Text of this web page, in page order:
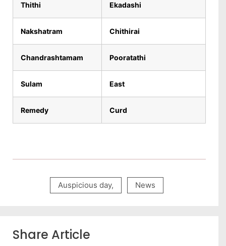
Thithi Ekadashi
Nakshatram Chithirai
Chandrashtamam Pooratathi
Sulam East
Remedy Curd
Auspicious day, News
Share Article